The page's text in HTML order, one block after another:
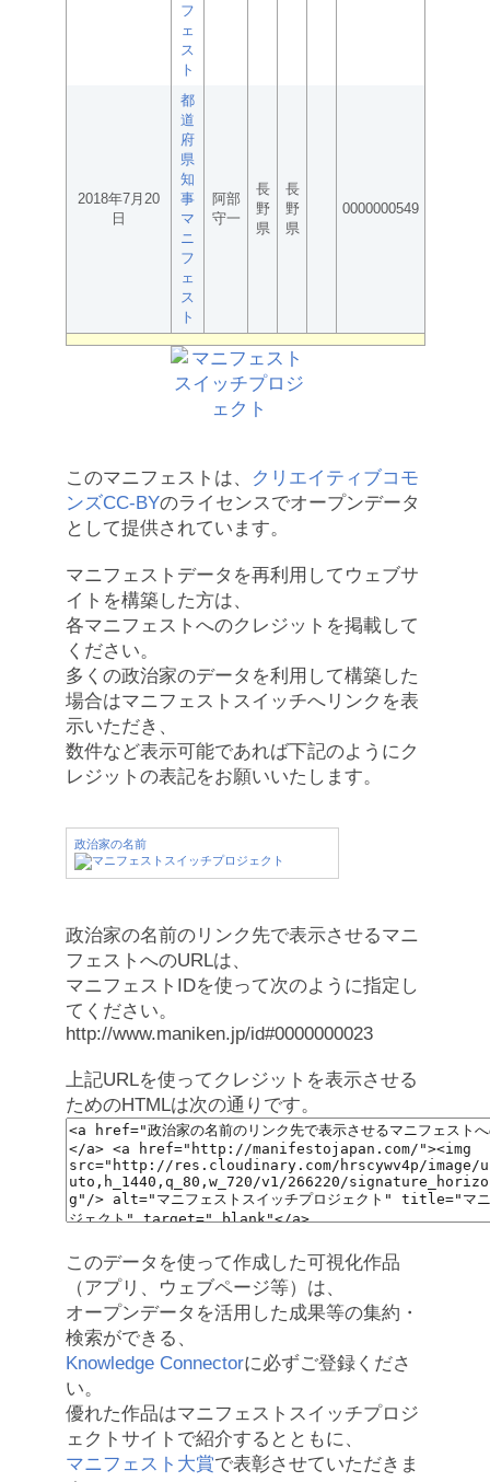
フ
ェ
ス
ト
2018年7月20
日
都
道
府
県
知
事
マ
ニ
フ
ェ
ス
ト
阿部
守一
長
野
県
長
野
県
0000000549
このマニフェストは、
クリエイティブコモ
ンズCC-BYのライセンスでオープンデータ
として提供されています。
マニフェストデータを再利用してウェブサ
イトを構築した方は、
各マニフェストへのクレジットを掲載して
ください。
多くの政治家のデータを利用して構築した
場合はマニフェストスイッチへリンクを表
示いただき、
数件など表示可能であれば下記のようにク
レジットの表記をお願いいたします。
政治家の名前
政治家の名前のリンク先で表示させるマニ
フェストへのURLは、
マニフェストIDを使って次のように指定し
てください。
http://www.maniken.jp/id#0000000023
上記URLを使ってクレジットを表示させる
ためのHTMLは次の通りです。
このデータを使って作成した可視化作品
（アプリ、ウェブページ等）は、
オープンデータを活用した成果等の集約・
検索ができる、
Knowledge Connectorに必ずご登録くださ
い。
優れた作品はマニフェストスイッチプロジ
ェクトサイトで紹介するとともに、
マニフェスト大賞で表彰させていただきま